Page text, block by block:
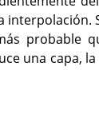
probable
una capa,